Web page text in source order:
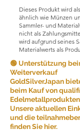
Dienstleistungen
Aufgrund der Art
verkauften
aus Gründen der
grundsätzlich keine
Unter bestimmten
wir jedoch
Rücksendungen
Rücksendungen
die folgenden
sind:
Dieses Produkt wird
ähnlich wie Münzen
Sammler- und
nicht als
wird aufgrund seines
Materialwerts als
🟢 Unterstützung
Weiterverkauf
GoldSilverJapan
beim Kauf von
Unsere aktuellen
und die
finden Sie hier.